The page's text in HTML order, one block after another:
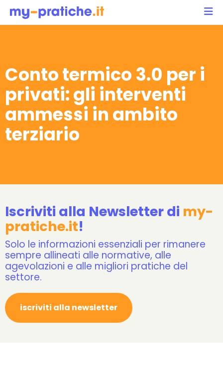
Conto termico 3.0 per i
privati: gli interventi
ammessi in ambito
terziario
Iscriviti alla Newsletter di my-
pratiche.it!
Solo le informazioni essenziali per rimanere
sempre allineati alle normative, alle
agevolazioni e alle migliori pratiche del
settore.
iscriviti alla newsletter